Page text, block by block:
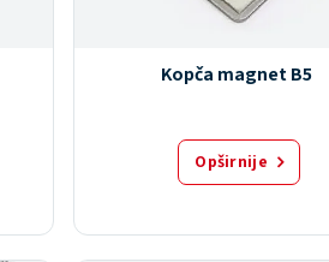
Kopča magnet B5
Opširnije